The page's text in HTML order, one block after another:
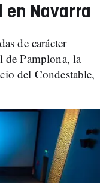
en Navarra
de carácter
de Pamplona, la
del Condestable,